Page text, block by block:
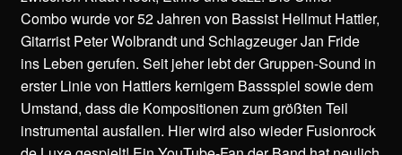
Combo wurde vor 52 Jahren von Bassist Hellmut Hattler,
Gitarrist Peter Wolbrandt und Schlagzeuger Jan Fride
ins Leben gerufen. Seit jeher lebt der Gruppen-Sound in
erster Linie von Hattlers kernigem Bassspiel sowie dem
Umstand, dass die Kompositionen zum größten Teil
instrumental ausfallen. Hier wird also wieder Fusionrock